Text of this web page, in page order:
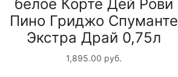
белое Корте Дей Рови
Пино Гриджо Спуманте
Экстра Драй 0,75л
1,895.00 руб.